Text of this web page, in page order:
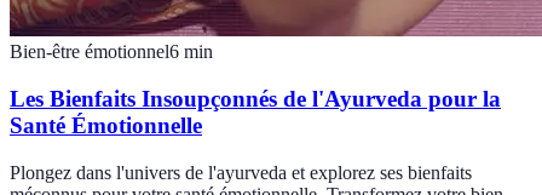
Bien-être émotionnel6 min
Les Bienfaits Insoupçonnés de l'Ayurveda pour la
Santé Émotionnelle
Plongez dans l'univers de l'ayurveda et explorez ses bienfaits